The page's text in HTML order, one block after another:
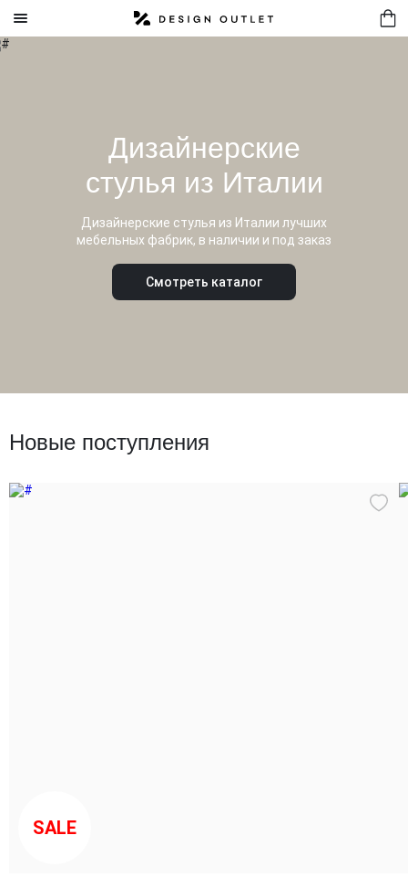
Корпусная мебель
Сейфы
Текстиль
Дизайнерские
стулья из Италии
Дизайнерские стулья из Италии лучших
мебельных фабрик, в наличии и под заказ
Смотреть каталог
Новые поступления
SALE